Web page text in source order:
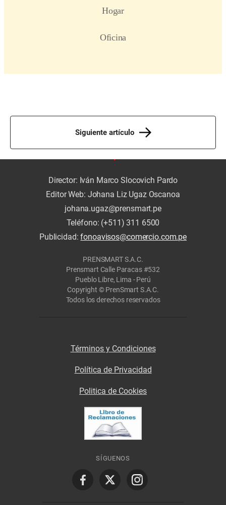
Siguiente artículo
Director: Iván Marco Slocovich Pardo
Editor Web: Johana Liz Ugaz Oscanoa
johana.ugaz@prensmart.pe
Teléfono: (+511) 311 6500
Publicidad:fonoavisos@comercio.com.pe
PRENSMART S.A.C.
Prensmart Calle Paracas #532
Pueblo Libre, Lima - Perú
Copyright © PrenSmart S.A.C.
Todos los derechos reservados
Términos y Condiciones
Política de Privacidad
Politica de Cookies
SÍGUENOS